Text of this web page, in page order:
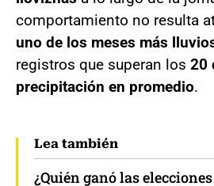
comportamiento no resulta
uno de los meses más
registros que superan los 20
precipitación en promedio.
Lea también
¿Quién ganó las